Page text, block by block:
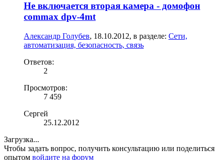
Не включается вторая камера - домофон
commax dpv-4mt
Александр Голубев, 18.10.2012, в разделе: Сети,
автоматизация, безопасность, связь
Ответов:
2
Просмотров:
7 459
Сергей
25.12.2012
Загрузка...
Чтобы задать вопрос, получить консультацию или поделиться
опытом войдите на форум